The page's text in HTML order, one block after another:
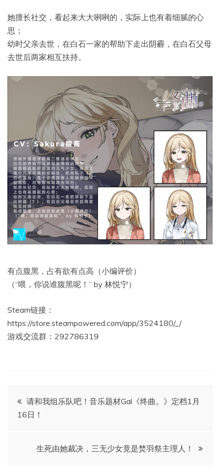
她擅长社交，看起来大大咧咧的，实际上也有着细腻的心
思；
幼时父亲去世，在白石一家的帮助下走出阴霾，在白石父母
去世后两家相互扶持。
有点腹黑，占有欲有点高（小编评价）
（“喂，你说谁腹黑呢！” by 林悦宁）
Steam链接：
https://store.steampowered.com/app/3524180/_/
游戏交流群：292786319
文
章
请和我组乐队吧！音乐题材Gal《终曲。》定档1月
16日！
生死由她裁决，三无少女竟是焚羽祭主理人！